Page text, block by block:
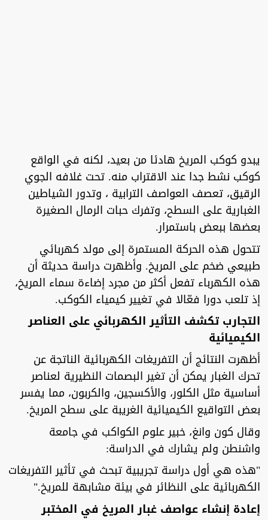
يبدو كوكب المريخ هادئا من بعيد، لكنه في الواقع
كوكب نشط جدا عند الاقتراب منه. تحت غلافه الجوي
الرقيق، تعصف العواصف الترابية ، وتدور الشياطين
الغبارية على السطح، وتفرك حبات الرمال الصغيرة
بعضها ببعض باستمرار.
تتحول هذه الحركة المستمرة إلى مولد كهربائي
طبيعي ضخم على المريخ. وأظهرت دراسة حديثة أن
هذه الكهرباء تفعل أكثر من مجرد إضاءة سماء المريخ،
إذ تلعب دورا فعّالا في تغيير كيمياء الكوكب.
التجارب تكشف التأثير الكهربائي على العناصر
الكيميائية
أظهرت النتائج أن التفريغات الكهربائية الناتجة عن
تحرك الغبار يمكن أن تغير البصمات النظيرية لعناصر
أساسية مثل الكلور، والأكسجين، والكربون، مما يفسر
بعض التواقيع الكيميائية الغريبة على سطح المريخ.
وقال كون وانغ، خبير علوم الكواكب في جامعة
واشنطن ولم يشارك في الدراسة:
"هذه هي أول دراسة تجريبية تبحث في تأثير التفريغات
الكهربائية على النظائر في بيئة مشابهة للمريخ."
إعادة إنشاء عواصف غبار المريخ في المختبر